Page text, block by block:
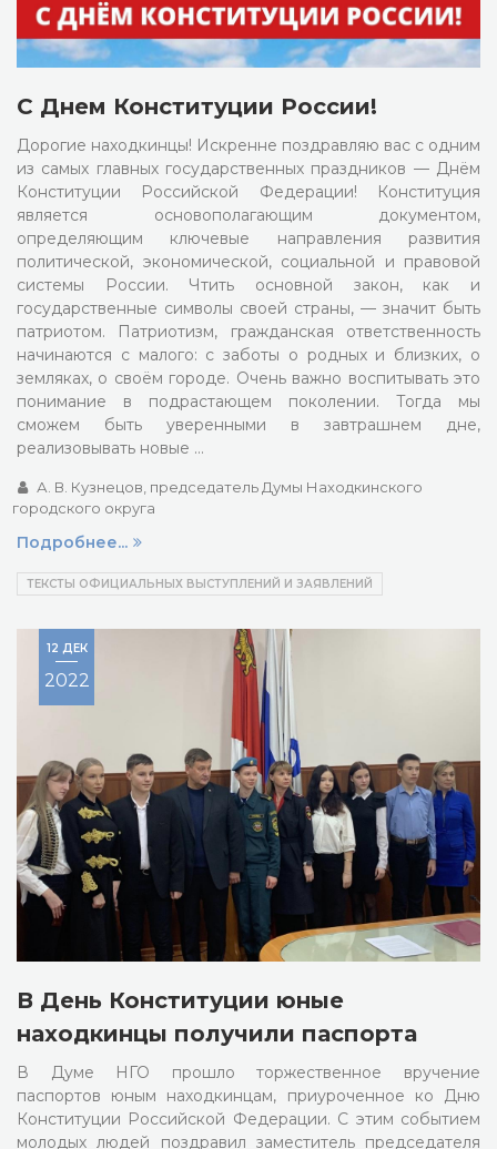
С Днем Конституции России!
Дорогие находкинцы! Искренне поздравляю вас с одним
из самых главных государственных праздников — Днём
Конституции Российской Федерации! Конституция
является основополагающим документом,
определяющим ключевые направления развития
политической, экономической, социальной и правовой
системы России. Чтить основной закон, как и
государственные символы своей страны, — значит быть
патриотом. Патриотизм, гражданская ответственность
начинаются с малого: с заботы о родных и близких, о
земляках, о своём городе. Очень важно воспитывать это
понимание в подрастающем поколении. Тогда мы
сможем быть уверенными в завтрашнем дне,
реализовывать новые …
А. В. Кузнецов, председатель Думы Находкинского
городского округа
Подробнее...
ТЕКСТЫ ОФИЦИАЛЬНЫХ ВЫСТУПЛЕНИЙ И ЗАЯВЛЕНИЙ
В День Конституции юные
находкинцы получили паспорта
В Думе НГО прошло торжественное вручение
паспортов юным находкинцам, приуроченное ко Дню
Конституции Российской Федерации. С этим событием
молодых людей поздравил заместитель председателя
12 ДЕК
2022